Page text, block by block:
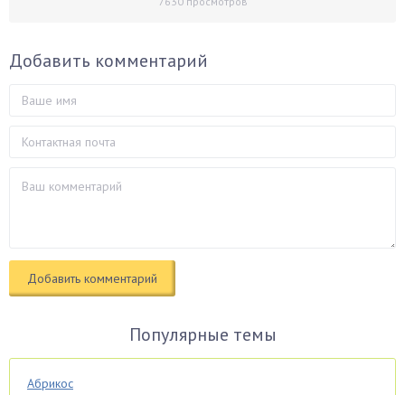
Добавить комментарий
Популярные темы
Абрикос